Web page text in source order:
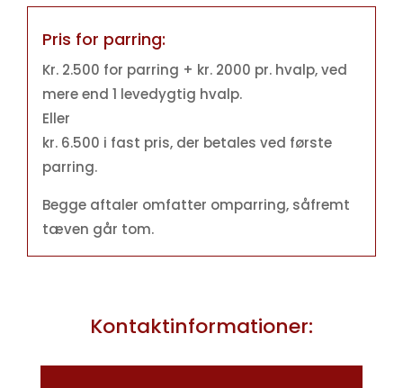
Pris for parring:
Kr. 2.500 for parring + kr. 2000 pr. hvalp, ved
mere end 1 levedygtig hvalp.
Eller
kr. 6.500 i fast pris, der betales ved første
parring.
Begge aftaler omfatter omparring, såfremt
tæven går tom.
Kontaktinformationer: